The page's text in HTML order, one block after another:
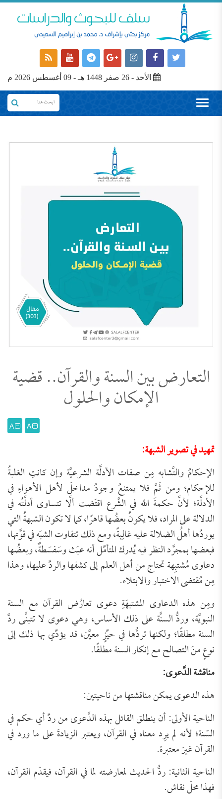
الأحد - 26 صفر 1448 هـ - 09 أغسطس 2026 م
التعارض بين السنة والقرآن.. قضية
الإمكان والحلول
A
A
تمهيد في تصوير الشبهة:
الإحكامُ والتَّشابه مِن صفات الأدلَّة الشرعيَّة وإن كانتِ الغلبةُ
للإحكام؛ ومن ثَمَّ فلا يمتنعُ وجودُ مداخلَ لأهل الأهواءِ في
الأدلَّة؛ لأنَّ حكمةَ الله في الشَّرع اقتَضت ألَّا تتساوى أدلَّتُه في
الدلالة على المراد، فلا يكونُ بعضُها قاهرًا، كما لا تكون الشبهةُ التي
يوردُها أهلُ الضلالة عليه غالِبةً، ومع ذلك تتفاوت الشبَه في قوَّتها،
فبعضها بمجرَّد النظر فيه يُدرك المتأمِّل أنه عبَث وسَفسَطةٌ، وبعضُها
دعاوى مُشتبِهة تحتاج من أهل العلم إلى كشفها والردِّ عليها، وهذا
مِن مُقتضى الاختبار والابتلاء.
ومِن هذه الدعاوى المشتبهَةِ دعوى تعارُض القرآن مع السنة
النبويَّة، وردُّ السنَّة على ذلك الأساس، وهي دعوى لا تتبنَّى ردَّ
السنة مطلقًا؛ ولكنها تردُّها في حيِّزٍ معيَّن، قد يؤدِّي بها ذلك إلى
نوعٍ منَ التصالح مع إنكار السنة مطلقًا.
مناقشة الدَّعوى:
هذه الدعوى يمكن مناقشتها من ناحيتين:
الناحية الأولى: أن ينطلق القائل بهذه الدَّعوى من ردِّ أي حكم في
السّنة؛ لأنه لم يرِد معناه في القرآن، ويعتبر الزيادةَ على ما ورد في
القرآن غيرَ معتبرة.
الناحية الثانية: ردُّ الحديث لمعارضته لما في القرآن، فيقدّم القرآن،
فهذا محلّ نقاش.